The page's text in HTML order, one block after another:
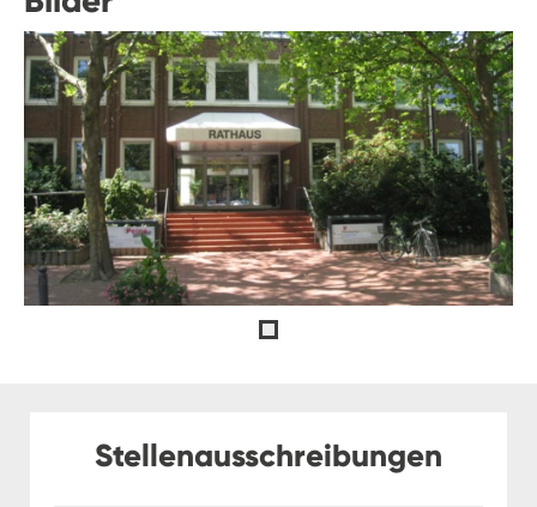
Stellenausschreibungen